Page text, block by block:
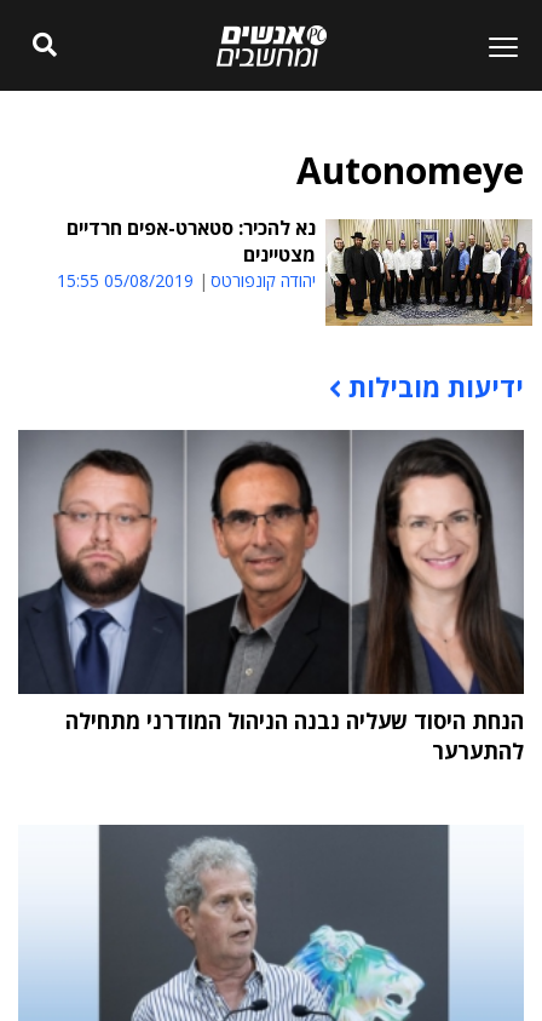
Autonomeye
נא להכיר: סטארט-אפים חרדיים
מצטיינים
יהודה קונפורטס 05/08/2019 15:55
תוכן פרסומי
ידיעות מובילות
הנחת היסוד שעליה נבנה הניהול המודרני מתחילה
להתערער